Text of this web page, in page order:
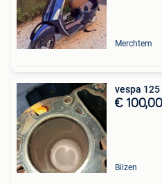
Merchtem
vespa
€ 100,00
Bilzen